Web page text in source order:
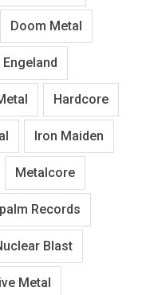
Doom Metal
Engeland
Hardcore
Iron Maiden
Metalcore
Records
Blast
Metal